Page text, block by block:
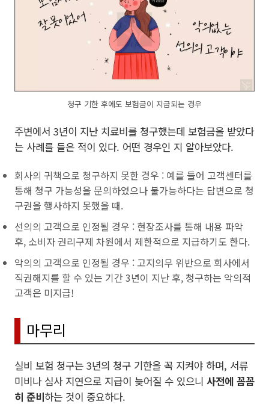
청구 기한 후에도 보험금이 지급되는 경우
주변에서 3년이 지난 치료비를 청구했는데 보험금을 받았다
는 사례를 들은 적이 있다. 어떤 경우인 지 알아보았다.
회사의 귀책으로 청구하지 못한 경우 : 예를 들어 고객센터를
통해 청구 가능성을 문의하였으나 불가능하다는 답변으로 청
구권을 행사하지 못했을 때.
선의의 고객으로 인정될 경우 : 현장조사를 통해 내용 파악
후, 소비자 권리구제 차원에서 제한적으로 지급하기도 한다.
악의의 고객으로 인정될 경우 : 고지의무 위반으로 회사에서
직권해지를 할 수 있는 기간 3년이 지난 후, 청구하는 악의적
고객은 미지급!
마무리
실비 보험 청구는 3년의 청구 기한을 꼭 지켜야 하며, 서류
미비나 심사 지연으로 지급이 늦어질 수 있으니 사전에 꼼꼼
히 준비하는 것이 중요하다.